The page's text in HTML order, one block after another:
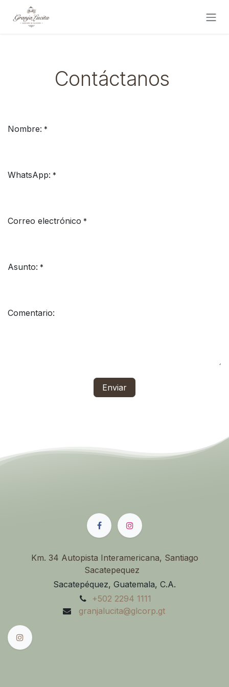
Skip to Content
Contáctanos
Nombre: *
WhatsApp: *
Correo electrónico *
Asunto: *
Comentario:
Enviar
Km. 34 Autopista Interamericana, Santiago
Sacatepequez
Sacatepéquez, Guatemala, C.A.
+502 2294 1111
granjalucita@glcorp.gt